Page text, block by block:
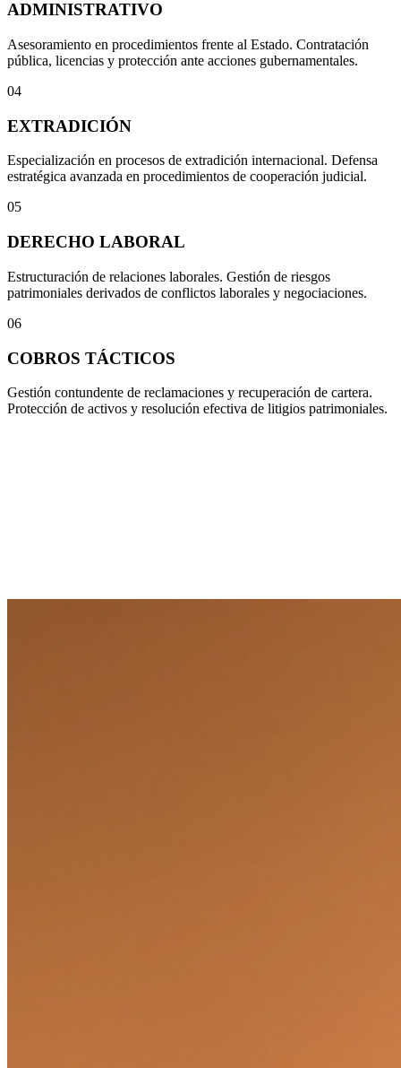
ADMINISTRATIVO
Asesoramiento en procedimientos frente al Estado. Contratación
pública, licencias y protección ante acciones gubernamentales.
04
EXTRADICIÓN
Especialización en procesos de extradición internacional. Defensa
estratégica avanzada en procedimientos de cooperación judicial.
05
DERECHO LABORAL
Estructuración de relaciones laborales. Gestión de riesgos
patrimoniales derivados de conflictos laborales y negociaciones.
06
COBROS TÁCTICOS
Gestión contundente de reclamaciones y recuperación de cartera.
Protección de activos y resolución efectiva de litigios patrimoniales.